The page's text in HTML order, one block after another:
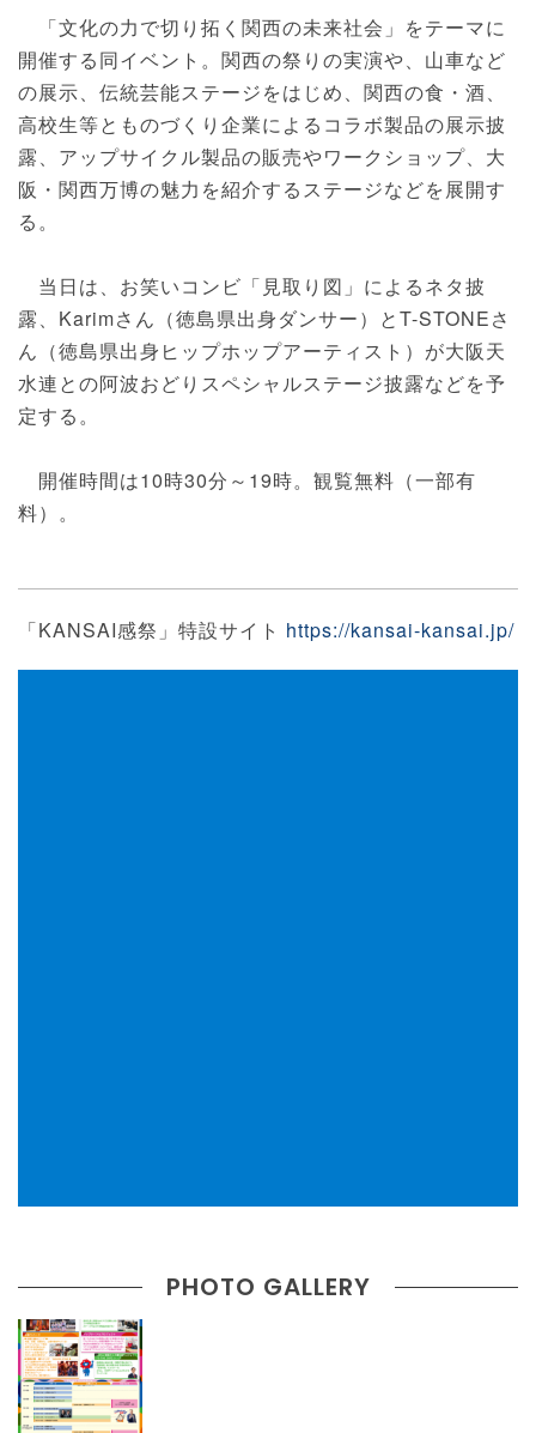
「文化の力で切り拓く関西の未来社会」をテーマに
開催する同イベント。関西の祭りの実演や、山車など
の展示、伝統芸能ステージをはじめ、関西の食・酒、
高校生等とものづくり企業によるコラボ製品の展示披
露、アップサイクル製品の販売やワークショップ、大
阪・関西万博の魅力を紹介するステージなどを展開す
る。
当日は、お笑いコンビ「見取り図」によるネタ披
露、Karimさん（徳島県出身ダンサー）とT-STONEさ
ん（徳島県出身ヒップホップアーティスト）が大阪天
水連との阿波おどりスペシャルステージ披露などを予
定する。
開催時間は10時30分～19時。観覧無料（一部有
料）。
「KANSAI感祭」特設サイト https://kansai-kansai.jp/
PHOTO GALLERY